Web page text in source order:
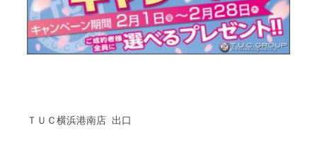
ＴＵＣ横浜港南店 出口